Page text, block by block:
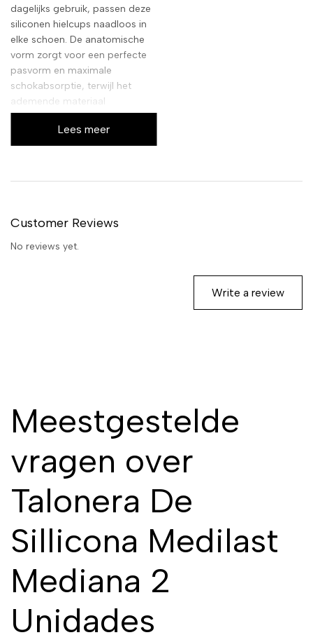
dagelijks gebruik, passen deze
siliconen hielcups naadloos in
elke schoen. De anatomische
vorm zorgt voor een perfecte
pasvorm en maximale
schokabsorptie, terwijl het
ademende materiaal
transpiratie tegengaat. Geniet
van een ongekend comfort, of
u nu sport, werkt of gewoon
Lees meer
Customer Reviews
No reviews yet.
Write a review
Meestgestelde
vragen over
Talonera De
Sillicona Medilast
Mediana 2
Unidades